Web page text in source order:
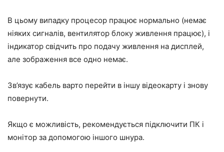
В цьому випадку процесор працює нормально (немає
ніяких сигналів, вентилятор блоку живлення працює), і
індикатор свідчить про подачу живлення на дисплей,
але зображення все одно немає.
Зв’язує кабель варто перейти в іншу відеокарту і знову
повернути.
Якщо є можливість, рекомендується підключити ПК і
монітор за допомогою іншого шнура.